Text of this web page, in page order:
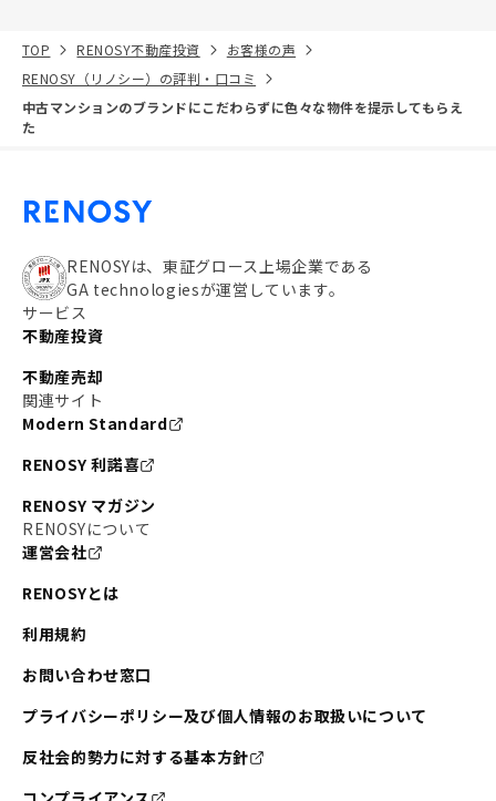
TOP RENOSY不動産投資
お客様の声
RENOSY（リノシー）の評判・口コミ
中古マンションのブランドにこだわらずに色々な物件を提示してもらえ
た
RENOSYは、東証グロース上場企業である
GA technologiesが運営しています。
サービス
不動産投資
不動産売却
関連サイト
Modern Standard
RENOSY 利諾喜
RENOSY マガジン
RENOSYについて
運営会社
RENOSYとは
利用規約
お問い合わせ窓口
プライバシーポリシー及び個人情報のお取扱いについて
反社会的勢力に対する基本方針